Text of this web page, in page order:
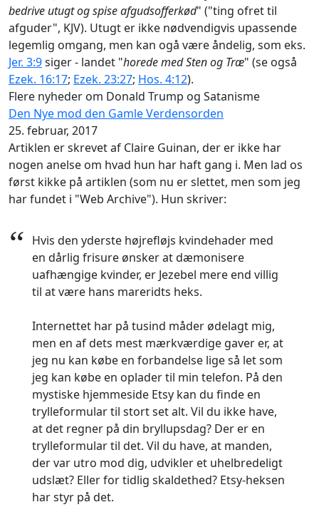
bedrive utugt og spise afgudsofferkød" ("ting ofret til
afguder", KJV). Utugt er ikke nødvendigvis upassende
legemlig omgang, men kan ogå være åndelig, som eks.
Jer. 3:9siger - landet "horede med Sten og Træ" (se også
Ezek. 16:17; Ezek. 23:27; Hos. 4:12).
Flere nyheder om Donald Trump og Satanisme
Den Nye mod den Gamle Verdensorden
25. februar, 2017
Artiklen er skrevet af Claire Guinan, der er ikke har
nogen anelse om hvad hun har haft gang i. Men lad os
først kikke på artiklen (som nu er slettet, men som jeg
har fundet i "Web Archive"). Hun skriver:
“ Hvis den yderste højrefløjs kvindehader med
en dårlig frisure ønsker at dæmonisere
uafhængige kvinder, er Jezebel mere end villig
til at være hans mareridts heks.
Internettet har på tusind måder ødelagt mig,
men en af dets mest mærkværdige gaver er, at
jeg nu kan købe en forbandelse lige så let som
jeg kan købe en oplader til min telefon. På den
mystiske hjemmeside Etsy kan du finde en
trylleformular til stort set alt. Vil du ikke have,
at det regner på din bryllupsdag? Der er en
trylleformular til det. Vil du have, at manden,
der var utro mod dig, udvikler et uhelbredeligt
udslæt? Eller for tidlig skaldethed? Etsy-heksen
har styr på det.